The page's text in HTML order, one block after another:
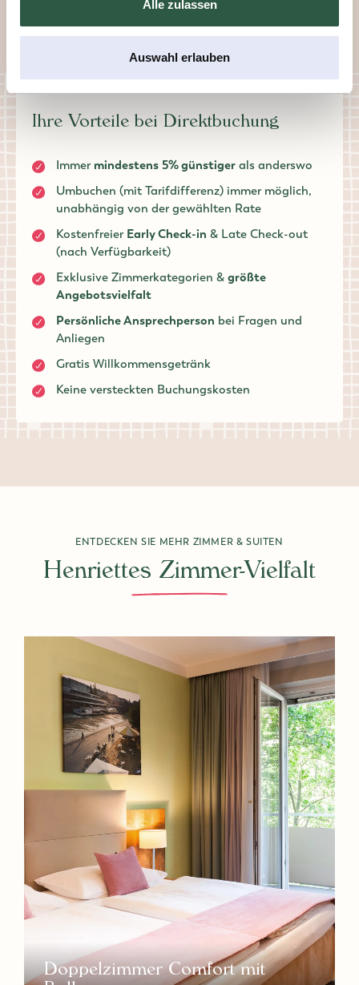
Alle zulassen
Auswahl erlauben
Ihre Vorteile bei Direktbuchung
Immer mindestens 5% günstiger als anderswo
Umbuchen (mit Tarifdifferenz) immer möglich,
unabhängig von der gewählten Rate
Kostenfreier Early Check-in & Late Check-out
(nach Verfügbarkeit)
Exklusive Zimmerkategorien & größte
Angebotsvielfalt
Persönliche Ansprechperson bei Fragen und
Anliegen
Gratis Willkommensgetränk
Keine versteckten Buchungskosten
Henriettes Zimmer-Vielfalt
ENTDECKEN SIE MEHR ZIMMER & SUITEN
Doppelzimmer Comfort mit